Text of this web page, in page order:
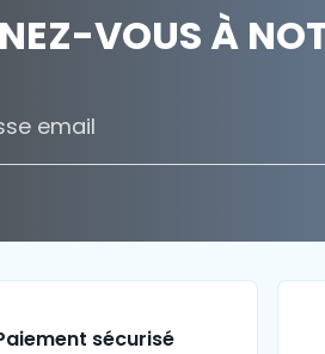
VOUS À
sécurisé